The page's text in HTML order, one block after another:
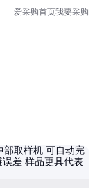
爱采购首页我要采购